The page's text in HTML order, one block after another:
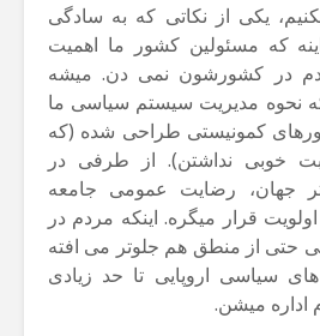
یکی از نکاتی که به سادگی
که مسئولین کشور ما اهمیت
در کشورشون نمی دن. میشه
نحوه مدیریت سیستم سیاسی ما
کمونیستی طراحی شده (که
خوبی نداشتن). از طرفی در
جهان، رضایت عمومی جامعه
قرار میگره. اینکه مردم در
حتی از منطق هم جلوتر می افته
سیاسی اروپایی تا حد زیادی
میشن.